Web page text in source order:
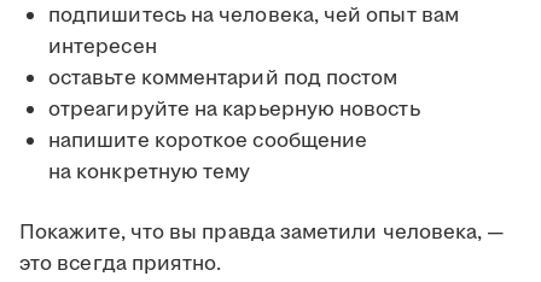
подпишитесь на человека, чей опыт вам
интересен
оставьте комментарий под постом
отреагируйте на карьерную новость
напишите короткое сообщение
на конкретную тему
Покажите, что вы правда заметили человека, —
это всегда приятно.